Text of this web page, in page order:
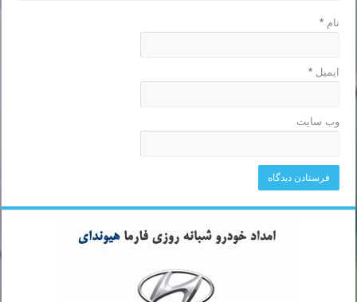
نام*
ایمیل*
وب‌ سایت